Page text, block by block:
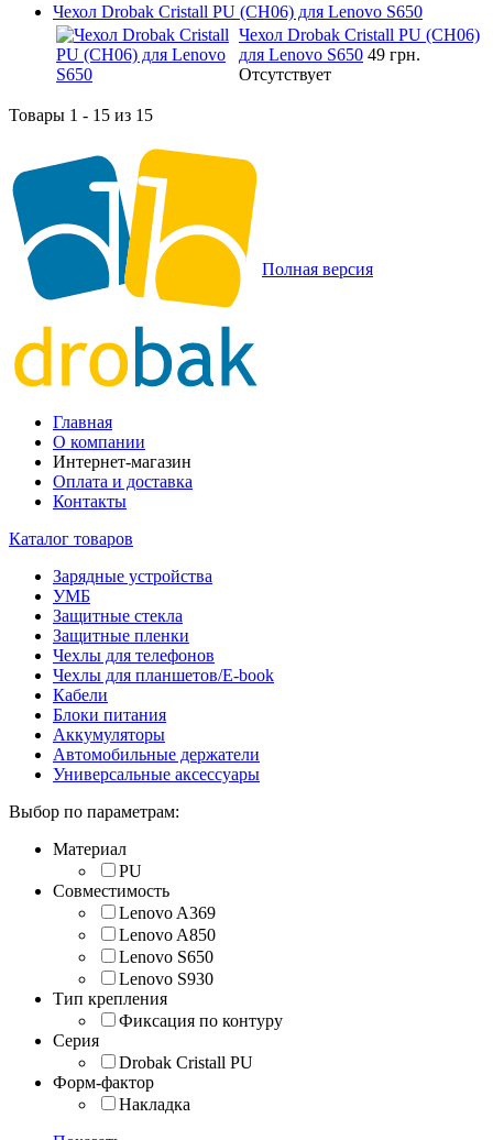
Чехол Drobak Cristall PU (CH06) для Lenovo S650
Чехол Drobak Cristall PU (CH06)
для Lenovo S650 49 грн.
Отсутствует
Товары 1 - 15 из 15
Полная версия
Главная
О компании
Интернет-магазин
Оплата и доставка
Контакты
Каталог товаров
Зарядные устройства
УМБ
Защитные стекла
Защитные пленки
Чехлы для телефонов
Чехлы для планшетов/E-book
Кабели
Блоки питания
Аккумуляторы
Автомобильные держатели
Универсальные аксессуары
Выбор по параметрам:
Материал
PU
Совместимость
Lenovo A369
Lenovo A850
Lenovo S650
Lenovo S930
Тип крепления
Фиксация по контуру
Серия
Drobak Cristall PU
Форм-фактор
Накладка